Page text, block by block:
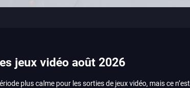
jeux vidéo août 2026
plus calme pour les sorties de jeux vidéo, mais ce n’est